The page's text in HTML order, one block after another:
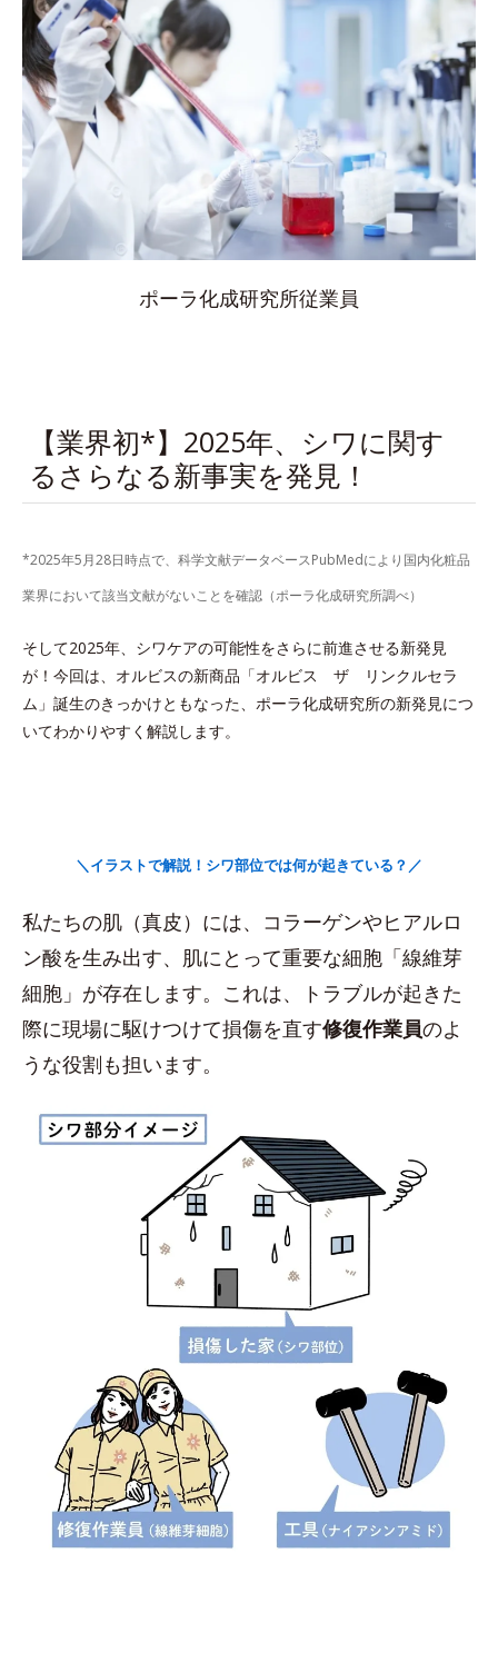
ポーラ化成研究所従業員
【業界初*】2025年、シワに関す
るさらなる新事実を発見！
*2025年5月28日時点で、科学文献データベースPubMedにより国内化粧品
業界において該当文献がないことを確認（ポーラ化成研究所調べ）
そして2025年、シワケアの可能性をさらに前進させる新発見
が！今回は、オルビスの新商品「オルビス ザ リンクルセラ
ム」誕生のきっかけともなった、ポーラ化成研究所の新発見につ
いてわかりやすく解説します。
＼イラストで解説！シワ部位では何が起きている？／
私たちの肌（真皮）には、コラーゲンやヒアルロ
ン酸を生み出す、肌にとって重要な細胞「線維芽
細胞」が存在します。これは、トラブルが起きた
際に現場に駆けつけて損傷を直す修復作業員のよ
うな役割も担います。